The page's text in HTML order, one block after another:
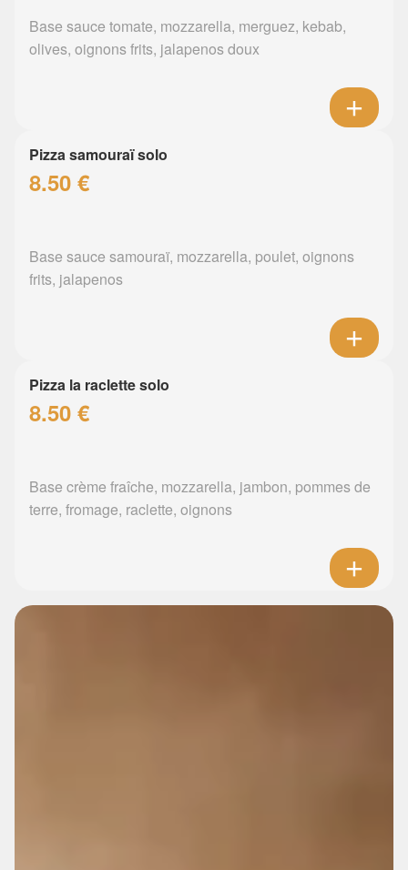
Base sauce tomate, mozzarella, merguez, kebab,
olives, oignons frits, jalapenos doux
Pizza samouraï solo
8.50 €
Base sauce samouraï, mozzarella, poulet, oignons
frits, jalapenos
Pizza la raclette solo
8.50 €
Base crème fraîche, mozzarella, jambon, pommes de
terre, fromage, raclette, oignons